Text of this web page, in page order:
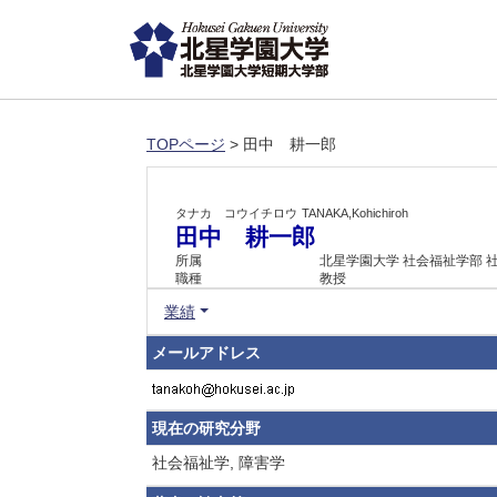
TOPページ > 田中 耕一郎
タナカ コウイチロウ TANAKA,Kohichiroh
田中 耕一郎
所属
北星学園大学 社会福祉学部
職種
教授
業績
メールアドレス
現在の研究分野
社会福祉学, 障害学